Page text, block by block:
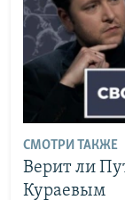
СМОТРИ ТАКЖЕ
Верит ли
Кураевым